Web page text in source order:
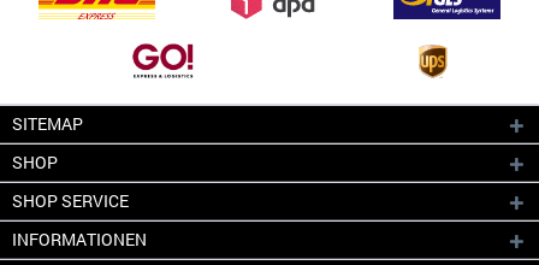
SITEMAP
SHOP
SHOP SERVICE
INFORMATIONEN